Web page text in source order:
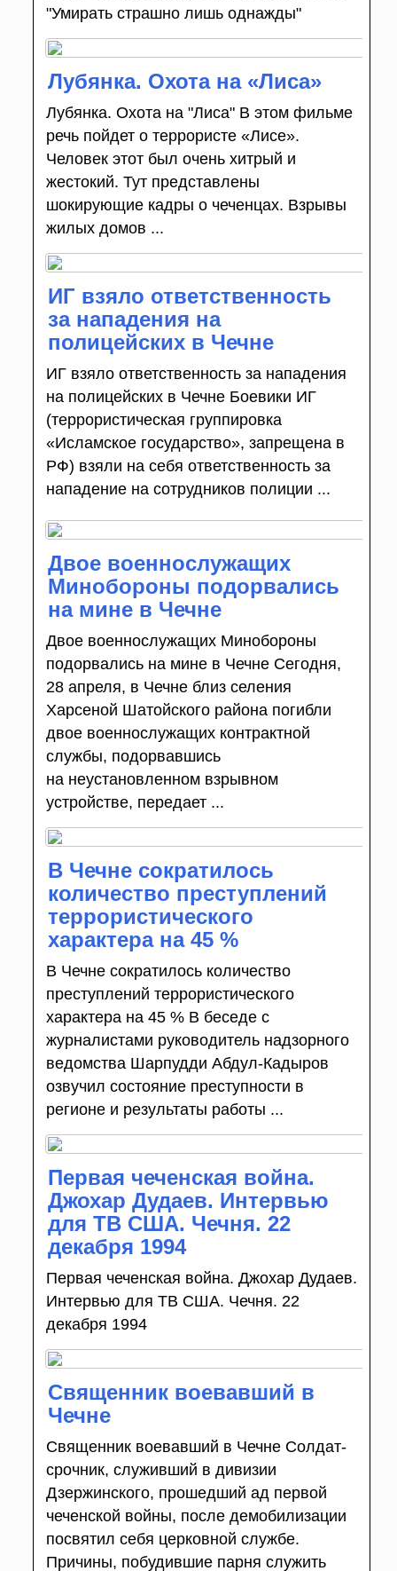
"Умирать страшно лишь однажды"
Лубянка. Охота на «Лиса»
Лубянка. Охота на "Лиса" В этом фильме
речь пойдет о террористе «Лисе».
Человек этот был очень хитрый и
жестокий. Тут представлены
шокирующие кадры о чеченцах. Взрывы
жилых домов ...
ИГ взяло ответственность
за нападения на
полицейских в Чечне
ИГ взяло ответственность за нападения
на полицейских в Чечне Боевики ИГ
(террористическая группировка
«Исламское государство», запрещена в
РФ) взяли на себя ответственность за
нападение на сотрудников полиции ...
Двое военнослужащих
Минобороны подорвались
на мине в Чечне
Двое военнослужащих Минобороны
подорвались на мине в Чечне Сегодня,
28 апреля, в Чечне близ селения
Харсеной Шатойского района погибли
двое военнослужащих контрактной
службы, подорвавшись
на неустановленном взрывном
устройстве, передает ...
В Чечне сократилось
количество преступлений
террористического
характера на 45 %
В Чечне сократилось количество
преступлений террористического
характера на 45 % В беседе с
журналистами руководитель надзорного
ведомства Шарпудди Абдул-Кадыров
озвучил состояние преступности в
регионе и результаты работы ...
Первая чеченская война.
Джохар Дудаев. Интервью
для ТВ США. Чечня. 22
декабря 1994
Первая чеченская война. Джохар Дудаев.
Интервью для ТВ США. Чечня. 22
декабря 1994
Священник воевавший в
Чечне
Священник воевавший в Чечне Солдат-
срочник, служивший в дивизии
Дзержинского, прошедший ад первой
чеченской войны, после демобилизации
посвятил себя церковной службе.
Причины, побудившие парня служить